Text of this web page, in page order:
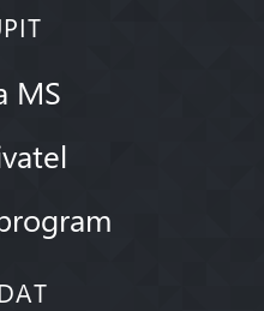
MS